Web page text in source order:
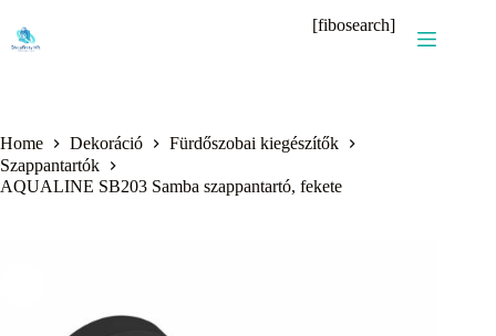
content
[fibosearch]
Home Dekoráció
Fürdőszobai kiegészítők
Szappantartók
AQUALINE SB203 Samba szappantartó, fekete